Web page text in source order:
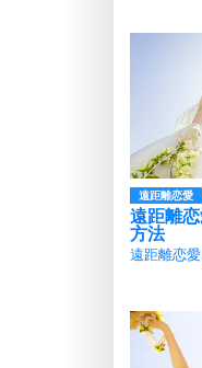
遠距離恋愛
遠距離
方法
遠距離恋